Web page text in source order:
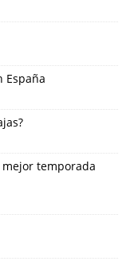
España
mejor temporada